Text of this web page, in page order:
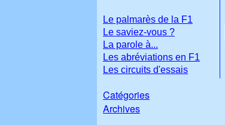
Le palmarès de la F1
Le saviez-vous ?
La parole à...
Les abréviations en F1
Les circuits d'essais
Catégories
Archives